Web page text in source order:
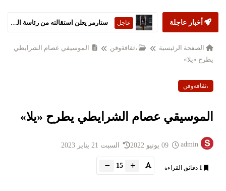
أخبار عاجلة عاجل ستارمر يعلن استقالته من رئاسة الحكومة البريطانية
الصفحة الرئيسية ،ثقافةوفن
الموسيقي عصام الشرايطي
يطرح «يلا»
،ثقافةوفن
الموسيقي عصام الشرايطي يطرح «يلا»
admin السبت 21 يناير 2023
1 دقائق القراءة 15